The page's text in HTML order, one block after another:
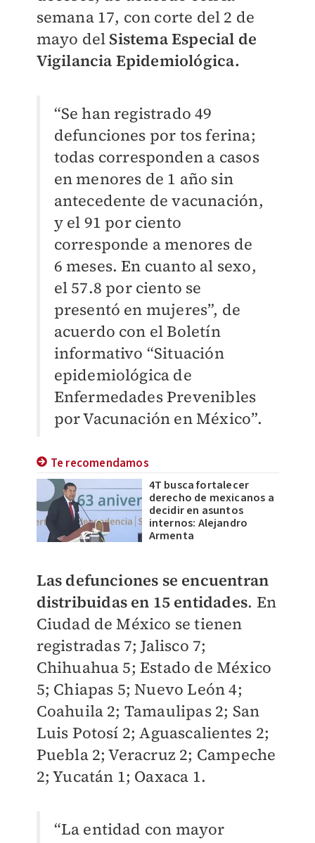
semana 17, con corte del 2 de
mayo del Sistema Especial de
Vigilancia Epidemiológica.
“Se han registrado 49
defunciones por tos ferina;
todas corresponden a casos
en menores de 1 año sin
antecedente de vacunación,
y el 91 por ciento
corresponde a menores de
6 meses. En cuanto al sexo,
el 57.8 por ciento se
presentó en mujeres”, de
acuerdo con el Boletín
informativo “Situación
epidemiológica de
Enfermedades Prevenibles
por Vacunación en México”.
Te recomendamos
4T busca fortalecer
derecho de mexicanos a
decidir en asuntos
internos: Alejandro
Armenta
Las defunciones se encuentran
distribuidas en 15 entidades. En
Ciudad de México se tienen
registradas 7; Jalisco 7;
Chihuahua 5; Estado de México
5; Chiapas 5; Nuevo León 4;
Coahuila 2; Tamaulipas 2; San
Luis Potosí 2; Aguascalientes 2;
Puebla 2; Veracruz 2; Campeche
2; Yucatán 1; Oaxaca 1.
“La entidad con mayor